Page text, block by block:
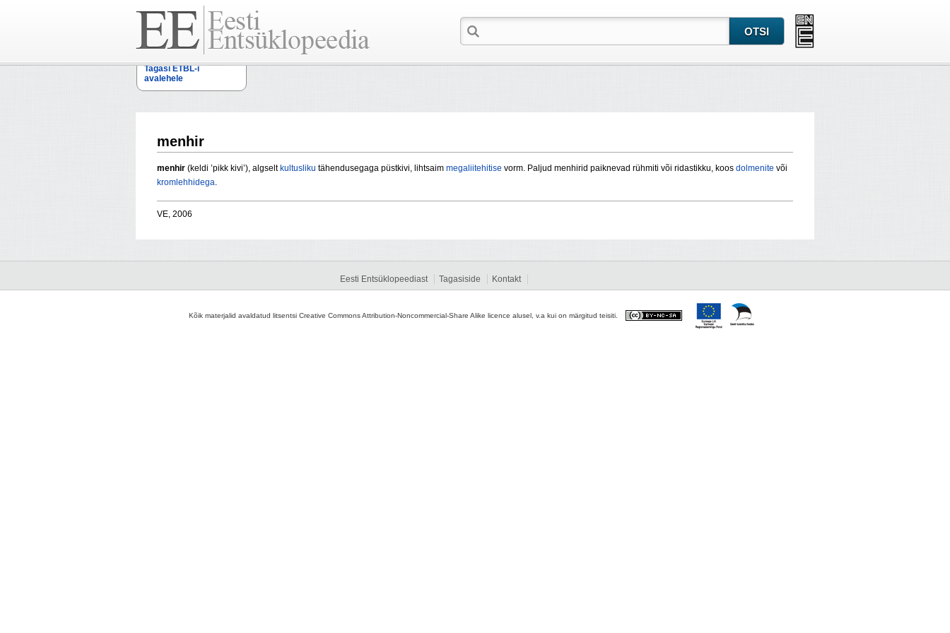
Tagasi ETBL-i
avalehele
menhir
menhir (keldi ’pikk kivi’), algselt kultusliku tähendusegaga püstkivi, lihtsaim megaliitehitise vorm. Paljud menhirid paiknevad rühmiti või ridastikku, koos dolmenite või
kromlehhidega.
VE, 2006
Eesti Entsüklopeediast Tagasiside Kontakt
Kõik materjalid avaldatud litsentsi Creative Commons Attribution-Noncommercial-Share Alike licence alusel, v.a kui on märgitud teisiti.